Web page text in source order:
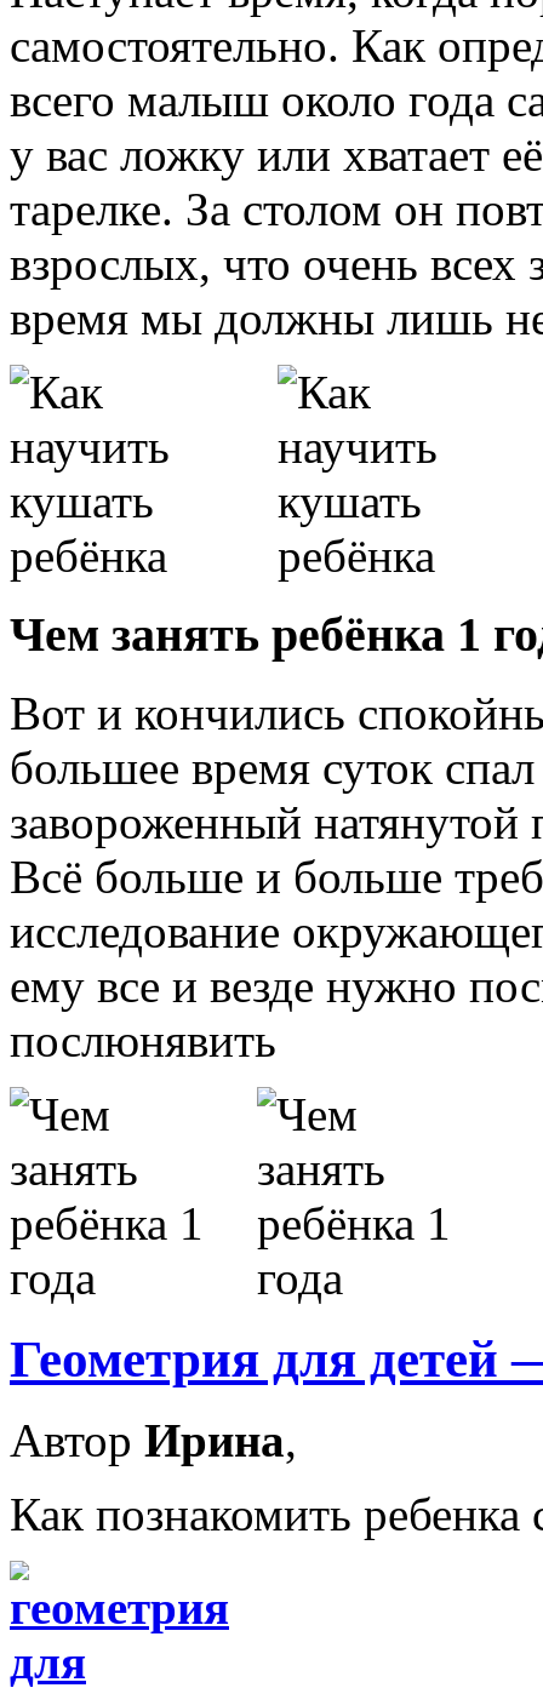
самостоятельно. Как
всего малыш около года
у вас ложку или хватает
тарелке. За столом он
взрослых, что очень всех
время мы должны лишь
Чем занять ребёнка 1
Вот и кончились
большее время суток
завороженный натянутой
Всё больше и больше
исследование
ему все и везде нужно
послюнявить
Геометрия для
Автор Ирина,
Как познакомить ребенка